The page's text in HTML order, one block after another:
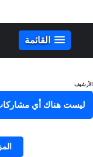
القائمة
الأرشيف
ليست هناك أي